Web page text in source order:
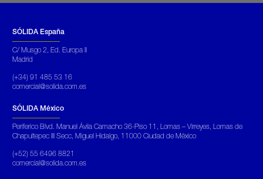
SÓLIDA España
C/ Musgo 2, Ed. Europa II
Madrid
(+34) 91 485 53 16
comercial@solida.com.es
SÓLIDA México
Periferico Blvd. Manuel Ávila Camacho 36-Piso 11, Lomas – Virreyes, Lomas de
Chapultepec III Secc, Miguel Hidalgo, 11000 Ciudad de México
(+52) 55 6496 8821
comercial@solida.com.es